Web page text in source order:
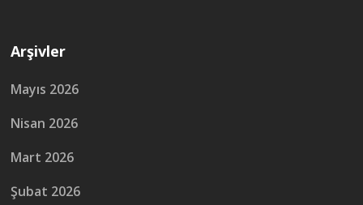
Arşivler
Mayıs 2026
Nisan 2026
Mart 2026
Şubat 2026